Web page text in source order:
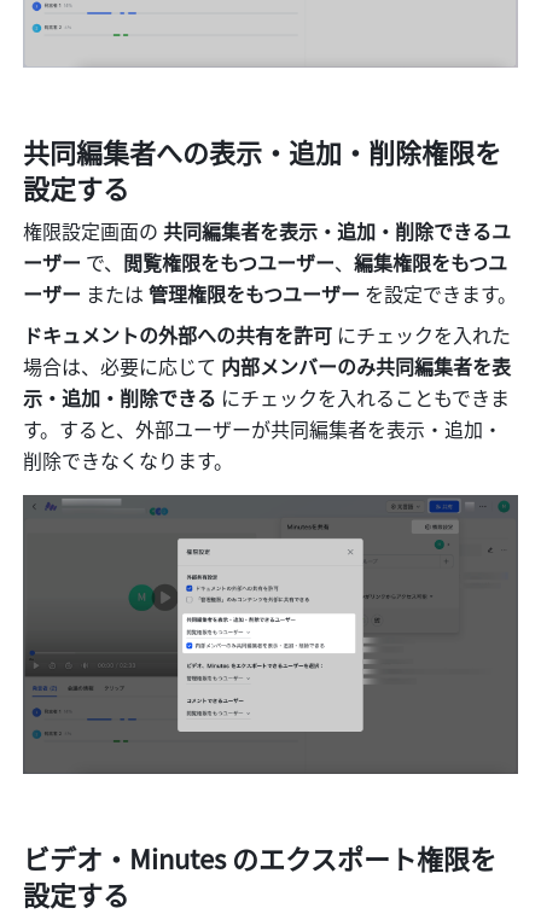
共同編集者への表示・追加・削除権限を
設定する
権限設定画面の 共同編集者を表示・追加・削除できるユ
ーザー で、 閲覧権限をもつユーザー、編集権限をもつユ
ーザー または 管理権限をもつユーザー を設定できます。
ドキュメントの外部への共有を許可 にチェックを入れた
場合は、必要に応じて 内部メンバーのみ共同編集者を表
示・追加・削除できる にチェックを入れることもできま
す。すると、外部ユーザーが共同編集者を表示・追加・
削除できなくなります。
ビデオ・Minutes のエクスポート権限を
設定する